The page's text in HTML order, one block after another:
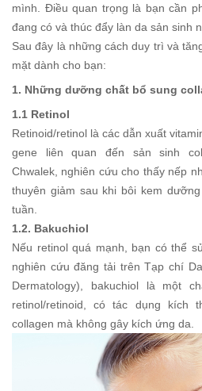
mình. Điều quan trọng là bạn cần
đang có và thúc đẩy làn da sản sinh
Sau đây là những cách duy trì và
mặt dành cho bạn:
1. Những dưỡng chất bổ sung
1.1 Retinol
Retinoid/retinol là các dẫn xuất
gene liên quan đến sản sinh
Chwalek, nghiên cứu cho thấy nếp
thuyên giảm sau khi bôi kem
tuần.
1.2. Bakuchiol
Nếu retinol quá mạnh, bạn có thể
nghiên cứu đăng tải trên Tạp chí
Dermatology), bakuchiol là một
retinol/retinoid, có tác dụng kích
collagen mà không gây kích ứng da.